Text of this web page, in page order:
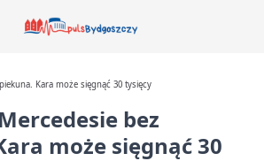
Kara może sięgnąć 30 tysięcy
bez
może sięgnąć 30